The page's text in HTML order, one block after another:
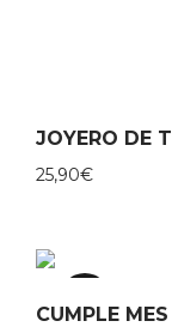
JOYERO DE
25,90€
CUMPLE